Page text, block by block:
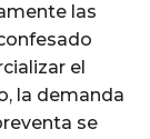
las
el
la demanda
se